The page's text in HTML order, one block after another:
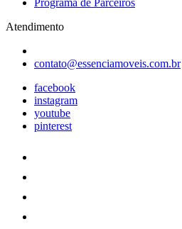
Programa de Parceiros
Atendimento
contato@essenciamoveis.com.br
facebook
instagram
youtube
pinterest